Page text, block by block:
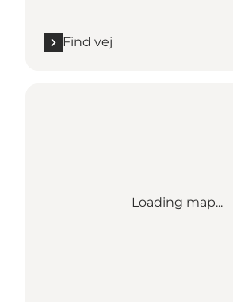
Find vej
Loading map...